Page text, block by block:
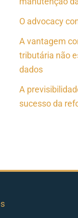
O advocacy
A vantagem
tributária não
dados
A
sucesso da